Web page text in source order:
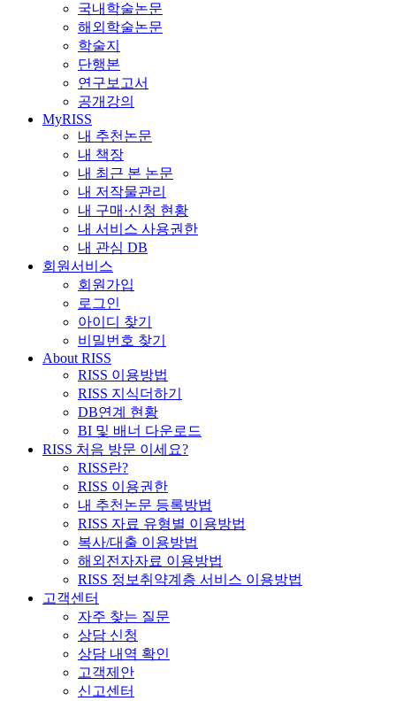
국내학술논문
해외학술논문
학술지
단행본
연구보고서
공개강의
MyRISS
내 추천논문
내 책장
내 최근 본 논문
내 저작물관리
내 구매·신청 현황
내 서비스 사용권한
내 관심 DB
회원서비스
회원가입
로그인
아이디 찾기
비밀번호 찾기
About RISS
RISS 이용방법
RISS 지식더하기
DB연계 현황
BI 및 배너 다운로드
RISS 처음 방문 이세요?
RISS란?
RISS 이용권한
내 추천논문 등록방법
RISS 자료 유형별 이용방법
복사/대출 이용방법
해외전자자료 이용방법
RISS 정보취약계층 서비스 이용방법
고객센터
자주 찾는 질문
상담 신청
상담 내역 확인
고객제안
신고센터